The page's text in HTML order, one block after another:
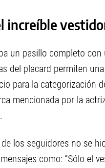
increíble
un pasillo completo
del placard permiten
para la categorización
mencionada por la
los seguidores no se
como: “Sólo el